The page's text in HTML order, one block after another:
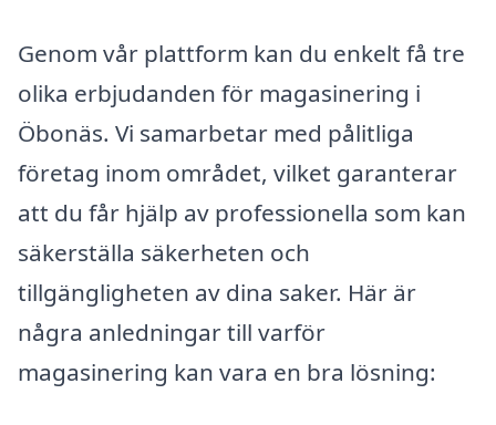
Genom vår plattform kan du enkelt få tre
olika erbjudanden för magasinering i
Öbonäs. Vi samarbetar med pålitliga
företag inom området, vilket garanterar
att du får hjälp av professionella som kan
säkerställa säkerheten och
tillgängligheten av dina saker. Här är
några anledningar till varför
magasinering kan vara en bra lösning: